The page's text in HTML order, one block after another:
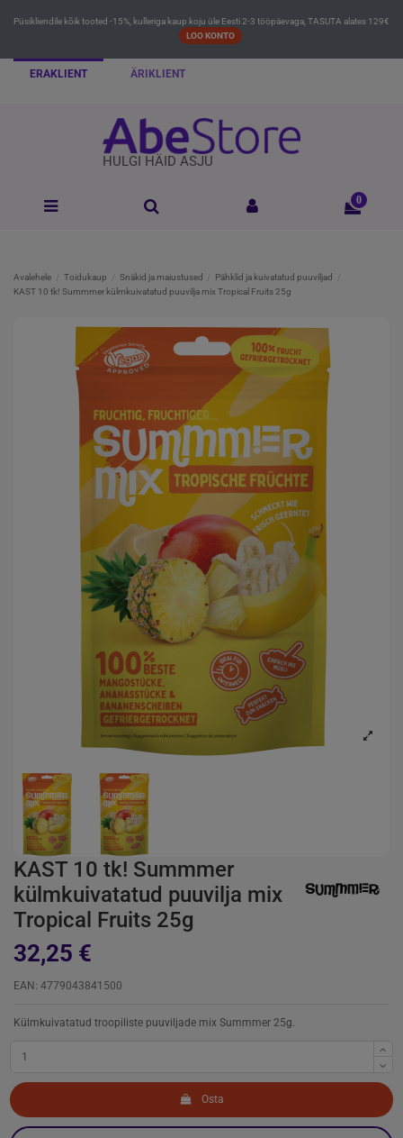
Püsikliendile kõik tooted -15%, kulleriga kaup koju üle Eesti 2-3 tööpäevaga, TASUTA alates 129€
LOO KONTO
ERAKLIENT ÄRIKLIENT
HULGI HÄID ASJU
0
Avalehele Toidukaup Snäkid ja maiustused
Pähklid ja kuivatatud puuviljad
KAST 10 tk! Summmer külmkuivatatud puuvilja mix Tropical Fruits 25g
KAST 10 tk! Summmer
külmkuivatatud puuvilja mix
Tropical Fruits 25g
32,25 €
EAN: 4779043841500
Külmkuivatatud troopiliste puuviljade mix Summmer 25g.
Osta